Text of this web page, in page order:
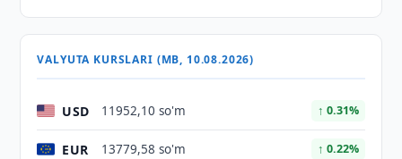
VALYUTA KURSLARI (MB, 10.08.2026)
USD 11952,10 so'm ↑ 0.31%
EUR 13779,58 so'm ↑ 0.22%